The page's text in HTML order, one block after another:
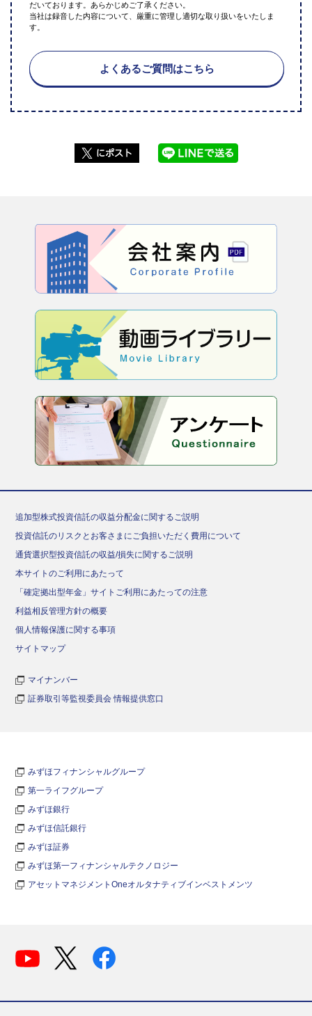
だいております。あらかじめご了承ください。
当社は録音した内容について、厳重に管理し適切な取り扱いをいたしま
す。
よくあるご質問はこちら
追加型株式投資信託の収益分配金に関するご説明
投資信託のリスクとお客さまにご負担いただく費用について
通貨選択型投資信託の収益/損失に関するご説明
本サイトのご利用にあたって
「確定拠出型年金」サイトご利用にあたっての注意
利益相反管理方針の概要
個人情報保護に関する事項
サイトマップ
マイナンバー
証券取引等監視委員会 情報提供窓口
みずほフィナンシャルグループ
第一ライフグループ
みずほ銀行
みずほ信託銀行
みずほ証券
みずほ第一フィナンシャルテクノロジー
アセットマネジメントOneオルタナティブインベストメンツ